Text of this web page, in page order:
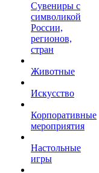
Сувениры с
символикой
России,
регионов,
стран
Животные
Искусство
Корпоративные
мероприятия
Настольные
игры